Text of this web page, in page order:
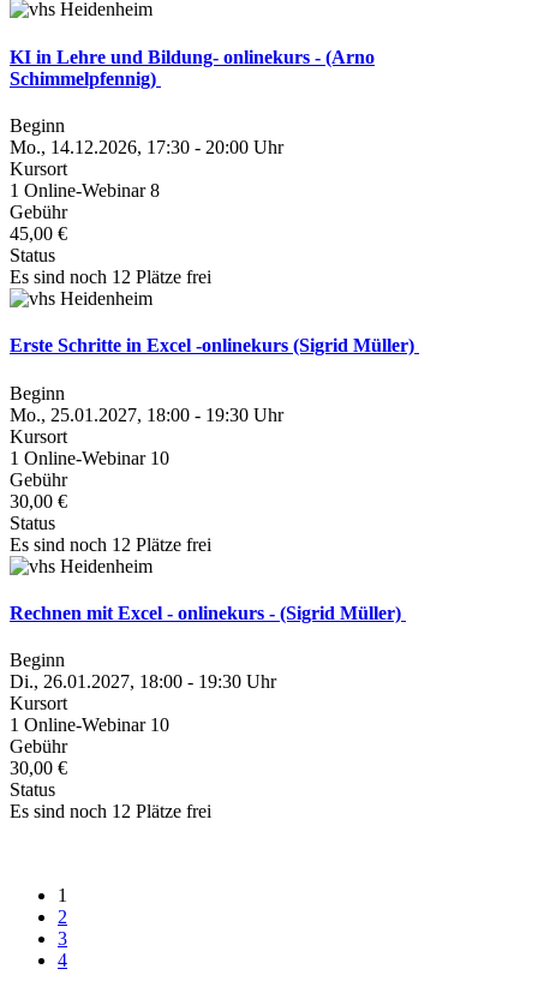
KI in Lehre und Bildung- onlinekurs - (Arno
Schimmelpfennig)
Beginn
Mo., 14.12.2026, 17:30 - 20:00 Uhr
Kursort
1 Online-Webinar 8
Gebühr
45,00 €
Status
Es sind noch 12 Plätze frei
Erste Schritte in Excel -onlinekurs (Sigrid Müller)
Beginn
Mo., 25.01.2027, 18:00 - 19:30 Uhr
Kursort
1 Online-Webinar 10
Gebühr
30,00 €
Status
Es sind noch 12 Plätze frei
Rechnen mit Excel - onlinekurs - (Sigrid Müller)
Beginn
Di., 26.01.2027, 18:00 - 19:30 Uhr
Kursort
1 Online-Webinar 10
Gebühr
30,00 €
Status
Es sind noch 12 Plätze frei
1
2
3
4